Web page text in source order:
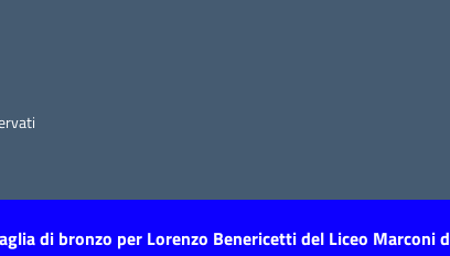
di bronzo per Lorenzo Benericetti del Liceo Marconi